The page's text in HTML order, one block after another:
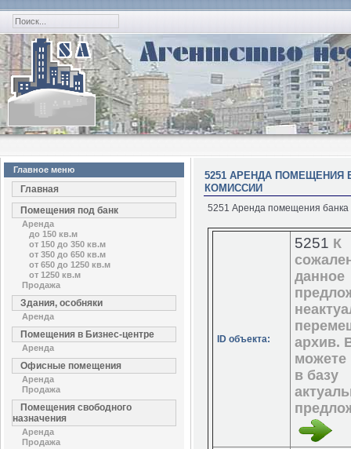
Главное меню
Главная
Помещения под банк
Аренда
до 150 кв.м
от 150 до 350 кв.м
от 350 до 650 кв.м
от 650 до 1250 кв.м
от 1250 кв.м
Продажа
Здания, особняки
Аренда
Помещения в Бизнес-центре
Аренда
Офисные помещения
Аренда
Продажа
Помещения свободного
назначения
Аренда
Продажа
5251 АРЕНДА ПОМЕЩЕНИЯ
КОМИССИИ
5251 Аренда помещения банка
ID объекта:
5251 К
данное
архив.
можете
в базу